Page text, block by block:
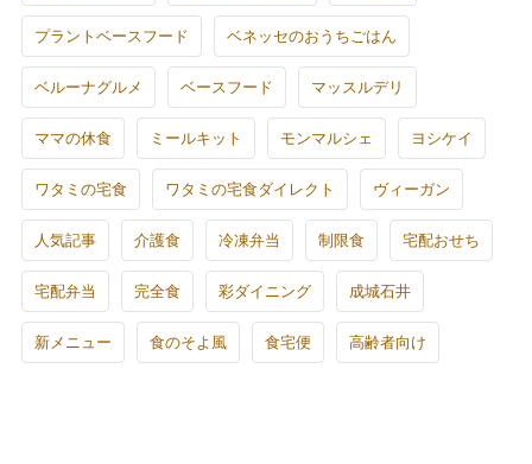
プラントベースフード ベネッセのおうちごはん
ベルーナグルメ ベースフード マッスルデリ
ママの休食 ミールキット モンマルシェ ヨシケイ
ワタミの宅食 ワタミの宅食ダイレクト ヴィーガン
人気記事 介護食 冷凍弁当 制限食 宅配おせち
宅配弁当 完全食 彩ダイニング 成城石井
新メニュー 食のそよ風 食宅便 高齢者向け